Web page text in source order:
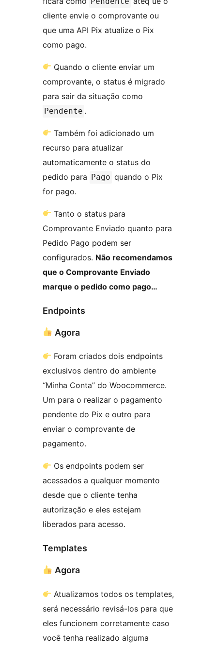
cliente envie o comprovante ou
que uma API Pix atualize o Pix
como pago.
Quando o cliente enviar um
comprovante, o status é migrado
para sair da situação como
Pendente .
Também foi adicionado um
recurso para atualizar
automaticamente o status do
pedido para Pago quando o Pix
for pago.
Tanto o status para
Comprovante Enviado quanto para
Pedido Pago podem ser
configurados. Não recomendamos
que o Comprovante Enviado
marque o pedido como pago…
Endpoints
Agora
Foram criados dois endpoints
exclusivos dentro do ambiente
“Minha Conta” do Woocommerce.
Um para o realizar o pagamento
pendente do Pix e outro para
enviar o comprovante de
pagamento.
Os endpoints podem ser
acessados a qualquer momento
desde que o cliente tenha
autorização e eles estejam
liberados para acesso.
Templates
Agora
Atualizamos todos os templates,
será necessário revisá-los para que
eles funcionem corretamente caso
você tenha realizado alguma